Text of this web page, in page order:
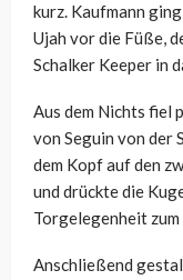
kurz. Kaufmann
Ujah vor die Füße,
Schalker Keeper in
Aus dem Nichts fiel
von Seguin von
dem Kopf auf den
und drückte die
Torgelegenheit
Anschließend